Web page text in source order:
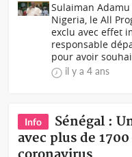
Sulaiman
Nigeria, le All
exclu avec effet
responsable
pour avoir
il y a 4 ans
Info
Sénégal :
avec plus de